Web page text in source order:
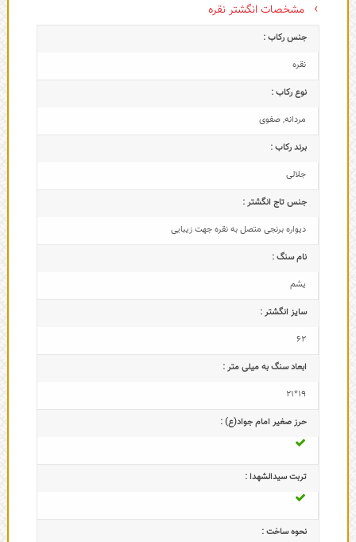
مشخصات انگشتر نقره
جنس رکاب :
نقره
نوع رکاب :
مردانه,صفوی
برند رکاب :
جلالی
جنس تاج انگشتر :
دیواره برنجی متصل به نقره جهت زیبایی
نام سنگ :
یشم
سایز انگشتر :
62
ابعاد سنگ به میلی متر :
19*21
حرز صغیر امام جواد(ع) :
تربت سیدالشهدا :
نحوه ساخت :